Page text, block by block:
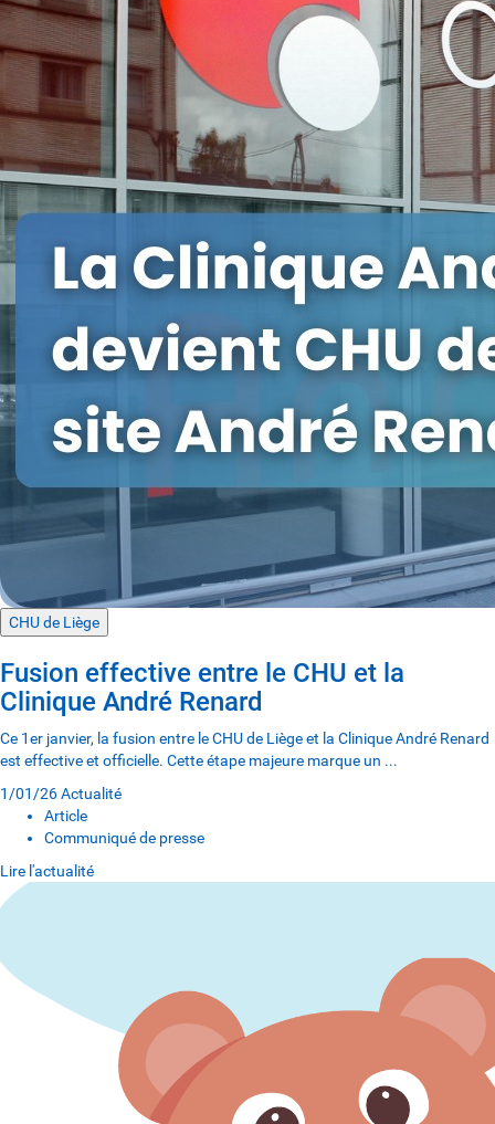
CHU de Liège
Fusion effective entre le CHU et la
Clinique André Renard
Ce 1er janvier, la fusion entre le CHU de Liège et la Clinique André Renard
est effective et officielle. Cette étape majeure marque un ...
1/01/26Actualité
Article
Communiqué de presse
Lire l'actualité